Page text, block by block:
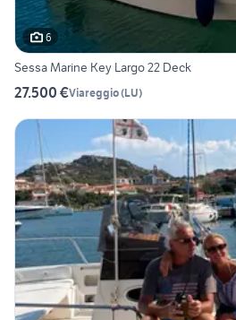
6
Sessa Marine Key Largo 22 Deck
27.500 €Viareggio(LU)